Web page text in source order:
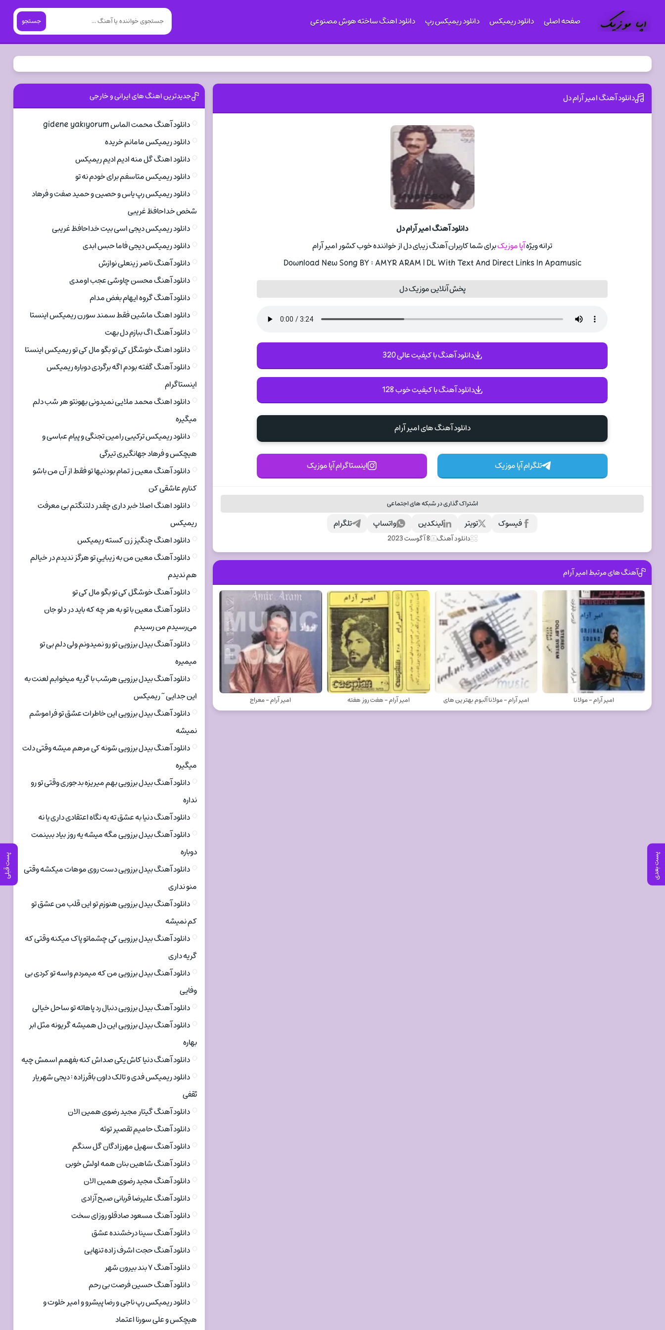
صفحه اصلی دانلود ریمیکس دانلود ریمیکس رپ دانلود اهنگ ساخته هوش مصنوعی جستجو
پست بعدی پست قبلی
دانلود آهنگ امیر آرام دل
دانلود آهنگ امیر آرام دل
ترانه ویژهآپا موزیکبرای شما کاربران آهنگ زیبای دل از خواننده خوب کشور امیر آرام
Download New Song BY : AMYR ARAM | DL With Text And Direct Links In Apamusic
پخش آنلاین موزیک دل
دانلود آهنگ با کیفیت عالی 320
دانلود آهنگ با کیفیت خوب 128
دانلود آهنگ های امیر آرام
تلگرام آپا موزیک اینستاگرام آپا موزیک
اشتراک گذاری در شبکه های اجتماعی
تلگرام واتساپ لینکدین تویتر فیسوک
دانلود آهنگ 8 آگوست 2023
آهنگ های مرتبط امیر آرام
امیر آرام - مولانا امیر آرام - مولانا آلبوم بهترین های امیر آرام - هفت روز هفته امیر آرام - معراج
جدیدترین اهنگ های ایرانی و خارجی
دانلود آهنگ محمت الماس gidene yakıyorum
دانلود ریمیکس مامانم خریده
دانلود اهنگ گل منه ادیم ادیم ریمیکس
دانلود ریمیکس متاسفم برای خودم نه تو
دانلود ریمیکس رپ یاس و حصین و حمید صفت و فرهاد
شخص خداحافظ غریبی
دانلود ریمیکس دیجی اسی بیت خداحافظ غریبی
دانلود ریمیکس دیجی فاما حبس ابدی
دانلود آهنگ ناصر زینعلی نوازش
دانلود آهنگ محسن چاوشی عجب اومدی
دانلود آهنگ گروه ایهام بغض مدام
دانلود اهنگ ماشین فقط سمند سورن ریمیکس اینستا
دانلود آهنگ اگ ببازم دل بهت
دانلود اهنگ خوشگل کی تو بگو مال کی تو ریمیکس اینستا
دانلود آهنگ گفته بودم اگه برگردی دوباره ریمیکس
اینستاگرام
دانلود اهنگ محمد ملایی نمیدونی بهونتو هر شب دلم
میگیره
دانلود ریمیکس ترکیبی رامین تجنگی و پیام عباسی و
هیچکس و فرهاد جهانگیری تیرگی
دانلود آهنگ معین ز تمام بودنیها تو فقط از آن من باشو
کنارم عاشقی کن
دانلود اهنگ اصلا خبر داری چقدر دلتنگتم بی معرفت
ریمیکس
دانلود اهنگ چنگیز زن کسته ریمیکس
دانلود آهنگ معین من به زیباییِ تو هرگز ندیدم در خیالم
هم ندیدم
دانلود آهنگ خوشگل کی تو بگو مال کی تو
دانلود آهنگ معین با تو به هر چه که باید در دلو جان
می‌رسیدم من رسیدم
دانلود آهنگ بیدل برزویی تو رو نمیدونم ولی دلم بی تو
میمیره
دانلود آهنگ بیدل برزویی هرشب با گریه میخوابم لعنت به
این جدایی ~ ریمیکس
دانلود آهنگ بیدل برزویی این خاطرات عشق تو فراموشم
نمیشه
دانلود آهنگ بیدل برزویی شونه کی مرهم میشه وقتی دلت
میگیره
دانلود آهنگ بیدل برزویی بهم میریزه بدجوری وقتی تو رو
نداره
دانلود آهنگ دنیا به عشق ته یه نگاه اعتقادی داری یا نه
دانلود آهنگ بیدل برزویی مگه میشه یه روز بیاد ببینمت
دوباره
دانلود آهنگ بیدل برزویی دست روی موهات میکشه وقتی
منو نداری
دانلود آهنگ بیدل برزویی هنوزم تو این قلب من عشق تو
کم نمیشه
دانلود آهنگ بیدل برزویی کی چشماتو پاک میکنه وقتی که
گریه داری
دانلود آهنگ بیدل برزویی من که میمردم واسه تو کردی بی
وفایی
دانلود آهنگ بیدل برزویی دنبال رد پاهاته تو ساحل خیالی
دانلود آهنگ بیدل برزویی این دل همیشه گریونه مثل ابر
بهاره
دانلود آهنگ دنیا کاش یکی صداش کنه بفهمم اسمش چیه
دانلود ریمیکس فدی و تالک داون باقرزاده : دیجی شهریار
ثقفی
دانلود آهنگ گیتار مجید رضوی همین الان
دانلود آهنگ حامیم تقصیر توئه
دانلود آهنگ سهیل مهرزادگان گل سنگم
دانلود آهنگ شاهین بنان همه اولش خوبن
دانلود آهنگ مجید رضوی همین الان
دانلود آهنگ علیرضا قربانی صبح آزادی
دانلود آهنگ مسعود صادقلو روزای سخت
دانلود آهنگ سینا درخشنده عشق
دانلود آهنگ حجت اشرف زاده تنهایی
دانلود آهنگ ۷ بند بیرون شهر
دانلود آهنگ حسین فرصت بی رحم
دانلود ریمیکس رپ ناجی و رضا پیشرو و امیر خلوت و
هیچکس و علی سورنا اعتماد